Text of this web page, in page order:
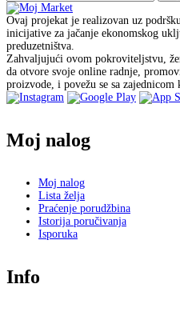
Ovaj projekat je realizovan uz
inicijative za jačanje ekonomskog
preduzetništva.
Zahvaljujući ovom pokroviteljstvu,
da otvore svoje online radnje,
proizvode, i povežu se sa zajednicom
Moj nalog
Moj nalog
Lista želja
Praćenje porudžbina
Istorija poručivanja
Isporuka
Info